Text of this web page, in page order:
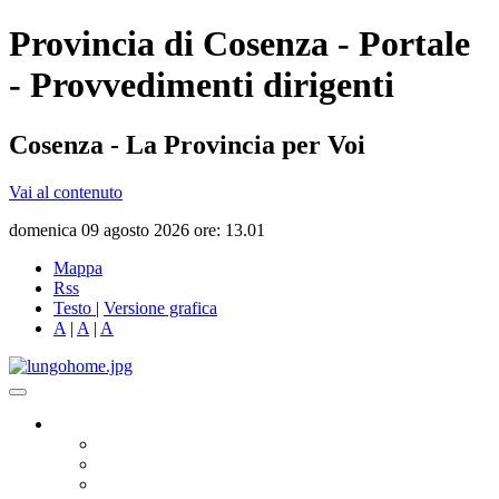
Provincia di Cosenza - Portale
- Provvedimenti dirigenti
Cosenza - La Provincia per Voi
Vai al contenuto
domenica 09 agosto 2026 ore: 13.01
Mappa
Rss
Testo | Versione grafica
A | A | A